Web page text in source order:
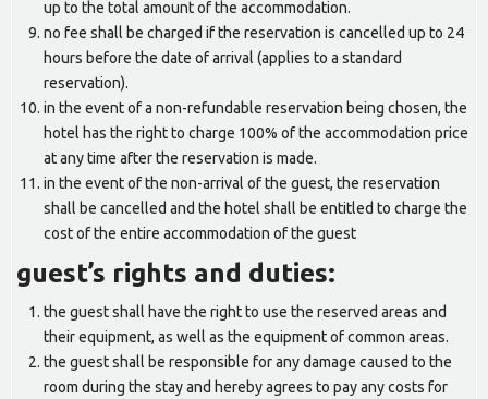
up to the total amount of the accommodation.
no fee shall be charged if the reservation is cancelled up to 24
hours before the date of arrival (applies to a standard
reservation).
in the event of a non-refundable reservation being chosen, the
hotel has the right to charge 100% of the accommodation price
at any time after the reservation is made.
in the event of the non-arrival of the guest, the reservation
shall be cancelled and the hotel shall be entitled to charge the
cost of the entire accommodation of the guest
guest’s rights and duties:
the guest shall have the right to use the reserved areas and
their equipment, as well as the equipment of common areas.
the guest shall be responsible for any damage caused to the
room during the stay and hereby agrees to pay any costs for